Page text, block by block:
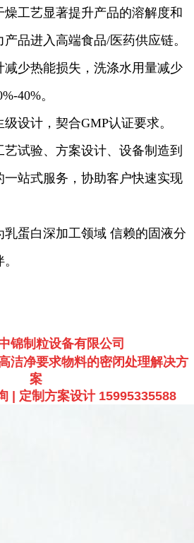
工艺显著提升产品的溶解度和
品进入高端食品/医药供应链。
少热能损失，洗涤水用量减少
40%。
设计，契合GMP认证要求。
试验、方案设计、设备制造到
站式服务，协助客户快速实现
蛋白深加工领域 信赖的固液分
锦制粒设备有限公司
洁净要求物料的密闭处理解决方
案
| 定制方案设计 15995335588